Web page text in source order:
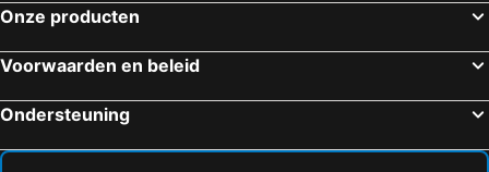
Luang Prabang Pavilion Hotel & Travel
Villa Somphong
Thongbay Guesthouse
Rama
Villa Chitchareune 2
Onze producten
Voorwaarden en beleid
Ondersteuning